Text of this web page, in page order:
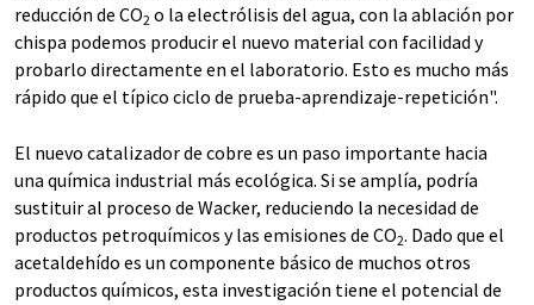
reducción de CO2 o la electrólisis del agua, con la ablación por
chispa podemos producir el nuevo material con facilidad y
probarlo directamente en el laboratorio. Esto es mucho más
rápido que el típico ciclo de prueba-aprendizaje-repetición".
El nuevo catalizador de cobre es un paso importante hacia
una química industrial más ecológica. Si se amplía, podría
sustituir al proceso de Wacker, reduciendo la necesidad de
productos petroquímicos y las emisiones de CO2. Dado que el
acetaldehído es un componente básico de muchos otros
productos químicos, esta investigación tiene el potencial de